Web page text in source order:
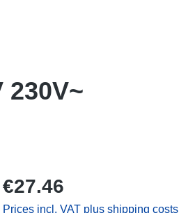
230V~
Regular price:
€27.46
Prices incl. VAT plus shipping costs